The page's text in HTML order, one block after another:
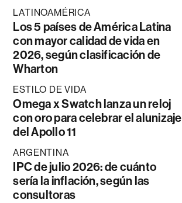
LATINOAMÉRICA
Los 5 países de América Latina
con mayor calidad de vida en
2026, según clasificación de
Wharton
ESTILO DE VIDA
Omega x Swatch lanza un reloj
con oro para celebrar el alunizaje
del Apollo 11
ARGENTINA
IPC de julio 2026: de cuánto
sería la inflación, según las
consultoras